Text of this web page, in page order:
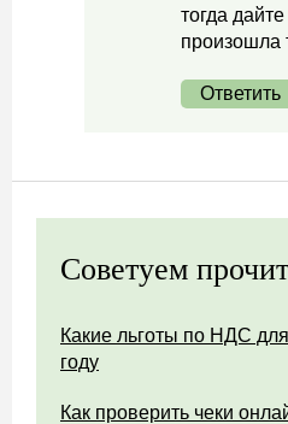
тогда
произошла
Ответить
Советуем
Какие льготы по НДС
году
Как проверить чеки